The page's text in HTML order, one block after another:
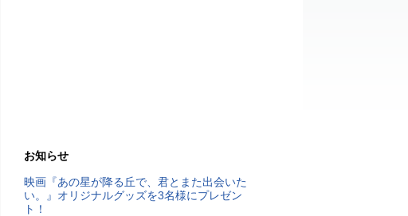
お知らせ
映画『あの星が降る丘で、君とまた出会いた
い。』オリジナルグッズを3名様にプレゼン
ト！